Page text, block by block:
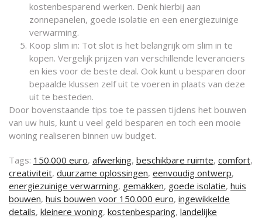
kostenbesparend werken. Denk hierbij aan
zonnepanelen, goede isolatie en een energiezuinige
verwarming.
Koop slim in: Tot slot is het belangrijk om slim in te
kopen. Vergelijk prijzen van verschillende leveranciers
en kies voor de beste deal. Ook kunt u besparen door
bepaalde klussen zelf uit te voeren in plaats van deze
uit te besteden.
Door bovenstaande tips toe te passen tijdens het bouwen
van uw huis, kunt u veel geld besparen en toch een mooie
woning realiseren binnen uw budget.
Tags: 150.000 euro, afwerking, beschikbare ruimte, comfort,
creativiteit, duurzame oplossingen, eenvoudig ontwerp,
energiezuinige verwarming, gemakken, goede isolatie, huis
bouwen, huis bouwen voor 150.000 euro, ingewikkelde
details, kleinere woning, kostenbesparing, landelijke